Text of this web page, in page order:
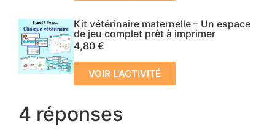
Kit vétérinaire maternelle – Un espace
de jeu complet prêt à imprimer
4,80 €
VOIR L'ACTIVITÉ
4 réponses